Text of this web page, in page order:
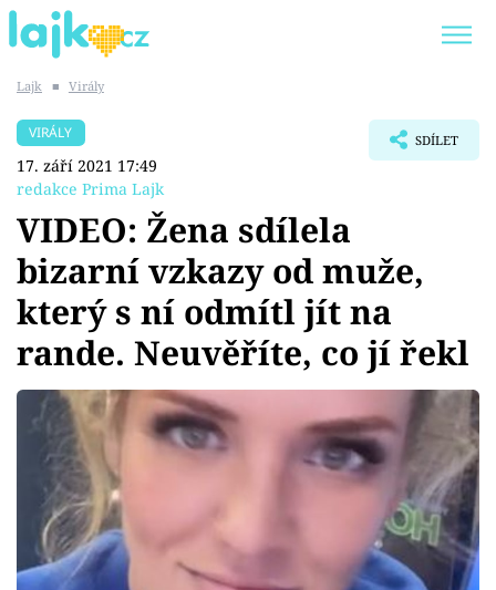
SHOPAHOLICADEL
Témata
Showbyznys
Youtubeři
Virály
Sex a vztahy
Videa
Lajk ■ Virály
VIRÁLY
17. září 2021 17:49
redakce Prima Lajk
SDÍLET
VIDEO: Žena sdílela
bizarní vzkazy od muže,
který s ní odmítl jít na
rande. Neuvěříte, co jí řekl